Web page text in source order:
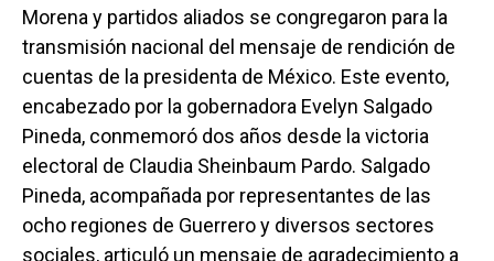
Morena y partidos aliados se congregaron para la
transmisión nacional del mensaje de rendición de
cuentas de la presidenta de México. Este evento,
encabezado por la gobernadora Evelyn Salgado
Pineda, conmemoró dos años desde la victoria
electoral de Claudia Sheinbaum Pardo. Salgado
Pineda, acompañada por representantes de las
ocho regiones de Guerrero y diversos sectores
sociales, articuló un mensaje de agradecimiento a